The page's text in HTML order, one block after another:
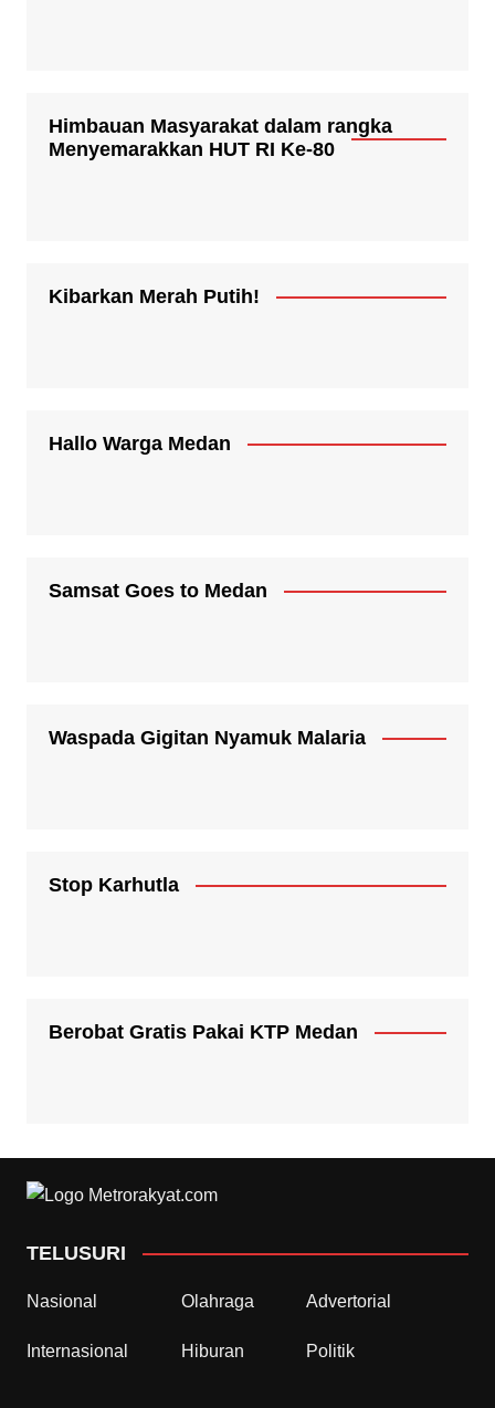
Himbauan Masyarakat dalam rangka
Menyemarakkan HUT RI Ke-80
Kibarkan Merah Putih!
Hallo Warga Medan
Samsat Goes to Medan
Waspada Gigitan Nyamuk Malaria
Stop Karhutla
Berobat Gratis Pakai KTP Medan
TELUSURI
Nasional Olahraga Advertorial
Internasional Hiburan Politik